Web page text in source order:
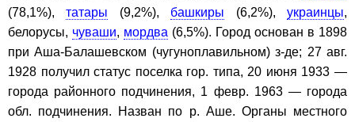
(78,1%),татары (9,2%), башкиры (6,2%),украинцы,
белорусы, чуваши, мордва (6,5%). Город основан в 1898
при Аша-Балашевском (чугуноплавильном) з-де; 27 авг.
1928 получил статус поселка гор. типа, 20 июня 1933 —
города районного подчинения, 1 февр. 1963 — города
обл. подчинения. Назван по р. Аше. Органы местного